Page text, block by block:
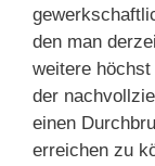
den man
weitere
der
einen
erreichen zu